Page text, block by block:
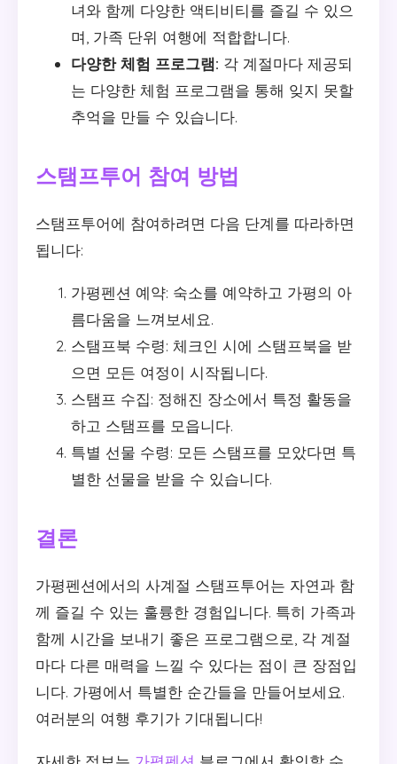
녀와 함께 다양한 액티비티를 즐길 수 있으
며, 가족 단위 여행에 적합합니다.
다양한 체험 프로그램: 각 계절마다 제공되
는 다양한 체험 프로그램을 통해 잊지 못할
추억을 만들 수 있습니다.
스탬프투어 참여 방법
스탬프투어에 참여하려면 다음 단계를 따라하면
됩니다:
가평펜션 예약: 숙소를 예약하고 가평의 아
름다움을 느껴보세요.
스탬프북 수령: 체크인 시에 스탬프북을 받
으면 모든 여정이 시작됩니다.
스탬프 수집: 정해진 장소에서 특정 활동을
하고 스탬프를 모읍니다.
특별 선물 수령: 모든 스탬프를 모았다면 특
별한 선물을 받을 수 있습니다.
결론
가평펜션에서의 사계절 스탬프투어는 자연과 함
께 즐길 수 있는 훌륭한 경험입니다. 특히 가족과
함께 시간을 보내기 좋은 프로그램으로, 각 계절
마다 다른 매력을 느낄 수 있다는 점이 큰 장점입
니다. 가평에서 특별한 순간들을 만들어보세요.
여러분의 여행 후기가 기대됩니다!